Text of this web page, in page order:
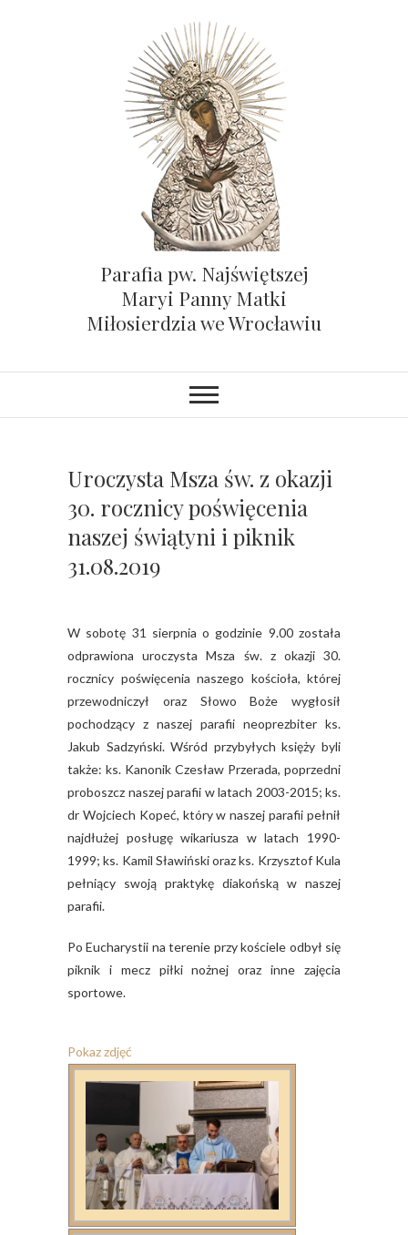
Parafia pw. Najświętszej
Maryi Panny Matki
Miłosierdzia we Wrocławiu
Uroczysta Msza św. z okazji
30. rocznicy poświęcenia
naszej świątyni i piknik
31.08.2019
W sobotę 31 sierpnia o godzinie 9.00 została
odprawiona uroczysta Msza św. z okazji 30.
rocznicy poświęcenia naszego kościoła, której
przewodniczył oraz Słowo Boże wygłosił
pochodzący z naszej parafii neoprezbiter ks.
Jakub Sadzyński. Wśród przybyłych księży byli
także: ks. Kanonik Czesław Przerada, poprzedni
proboszcz naszej parafii w latach 2003-2015; ks.
dr Wojciech Kopeć, który w naszej parafii pełnił
najdłużej posługę wikariusza w latach 1990-
1999; ks. Kamil Sławiński oraz ks. Krzysztof Kula
pełniący swoją praktykę diakońską w naszej
parafii.
Po Eucharystii na terenie przy kościele odbył się
piknik i mecz piłki nożnej oraz inne zajęcia
sportowe.
Pokaz zdjęć